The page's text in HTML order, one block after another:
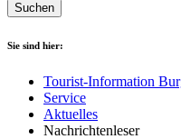
Suchen
Sie sind hier:
Tourist-Information
Service
Aktuelles
Nachrichtenleser